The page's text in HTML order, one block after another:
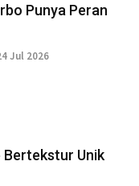
Punya Peran
Jul 2026
Bertekstur Unik